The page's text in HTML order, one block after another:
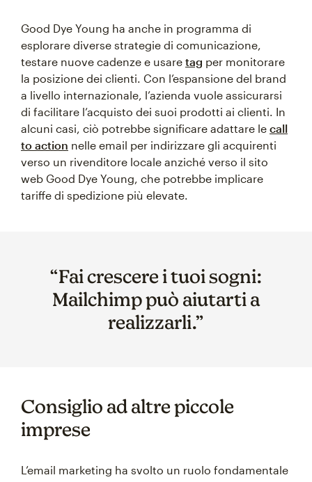
Good Dye Young ha anche in programma di
esplorare diverse strategie di comunicazione,
testare nuove cadenze e usare tag per monitorare
la posizione dei clienti. Con l’espansione del brand
a livello internazionale, l’azienda vuole assicurarsi
di facilitare l’acquisto dei suoi prodotti ai clienti. In
alcuni casi, ciò potrebbe significare adattare le call
to action nelle email per indirizzare gli acquirenti
verso un rivenditore locale anziché verso il sito
web Good Dye Young, che potrebbe implicare
tariffe di spedizione più elevate.
“Fai crescere i tuoi sogni:
Mailchimp può aiutarti a
realizzarli.”
Consiglio ad altre piccole
imprese
L’email marketing ha svolto un ruolo fondamentale